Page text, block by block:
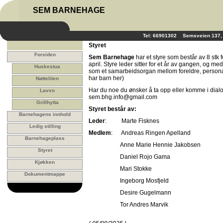
SEM BARNEHAGE
Tel: 66901302 Semsveien
Forsiden
Huskestua
Nøtteliten
Lavvo
Grillhytta
Barnehagens innhold
Ledig stilling
Barnehageplass
Styret
Kjøkken
Dokumentmappe
Styret
Sem Barnehage har et styre som består av 8 stk
april. Styre leder sitter for et år av gangen, og
som et samarbeidsorgan mellom foreldre,
har barn her)
Har du noe du ønsker å ta opp eller komme i
sem.bhg.info@gmail.com
Styret består av:
Leder: Marte Fisknes
Medlem: Andreas Ringen Apelland
Anne Marie Hennie Jakobsen
Daniel Rojo Gama
Mari Stokke
Ingeborg Mosfjeld
Desire Gugelmann
Tor Andres Marvik